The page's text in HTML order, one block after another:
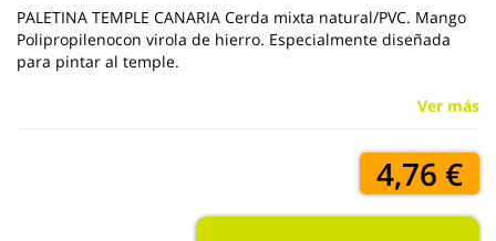
PALETINA TEMPLE CANARIA Cerda mixta natural/PVC. Mango
Polipropilenocon virola de hierro. Especialmente diseñada
para pintar al temple.
Ver más
4,76 €
de
imágenes